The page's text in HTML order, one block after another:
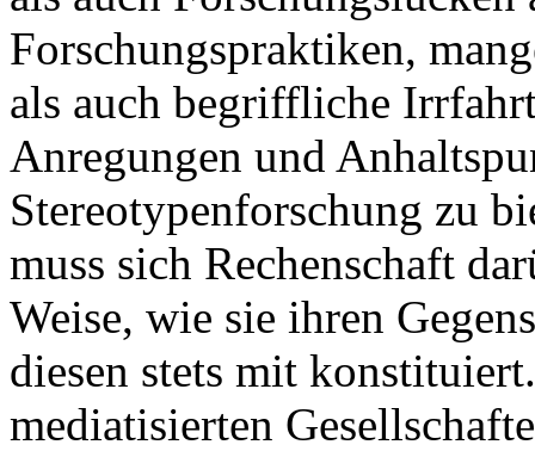
Forschungspraktiken,
als auch begriffliche
Anregungen und
Stereotypenforschung zu
muss sich Rechenschaft
Weise, wie sie ihren
diesen stets mit
mediatisierten